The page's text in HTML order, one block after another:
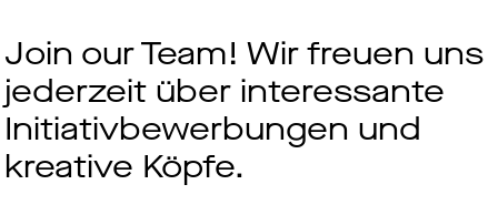
Join our Team! Wir freuen uns
jederzeit über interessante
Initiativbewerbungen und
kreative Köpfe.